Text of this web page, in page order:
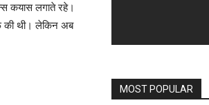
कयास लगाते रहे।
की थी। लेकिन अब
MOST POPULAR